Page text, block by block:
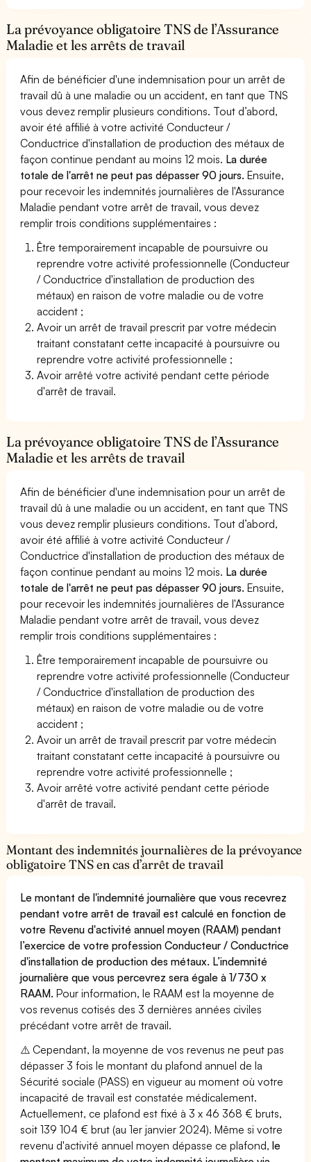
La prévoyance obligatoire TNS de l’Assurance
Maladie et les arrêts de travail
Afin de bénéficier d'une indemnisation pour un arrêt de
travail dû à une maladie ou un accident, en tant que TNS
vous devez remplir plusieurs conditions. Tout d’abord,
avoir été affilié à votre activité Conducteur /
Conductrice d'installation de production des métaux de
façon continue pendant au moins 12 mois. La durée
totale de l'arrêt ne peut pas dépasser 90 jours. Ensuite,
pour recevoir les indemnités journalières de l'Assurance
Maladie pendant votre arrêt de travail, vous devez
remplir trois conditions supplémentaires :
Être temporairement incapable de poursuivre ou
reprendre votre activité professionnelle (Conducteur
/ Conductrice d'installation de production des
métaux) en raison de votre maladie ou de votre
accident ;
Avoir un arrêt de travail prescrit par votre médecin
traitant constatant cette incapacité à poursuivre ou
reprendre votre activité professionnelle ;
Avoir arrêté votre activité pendant cette période
d'arrêt de travail.
La prévoyance obligatoire TNS de l’Assurance
Maladie et les arrêts de travail
Afin de bénéficier d'une indemnisation pour un arrêt de
travail dû à une maladie ou un accident, en tant que TNS
vous devez remplir plusieurs conditions. Tout d’abord,
avoir été affilié à votre activité Conducteur /
Conductrice d'installation de production des métaux de
façon continue pendant au moins 12 mois. La durée
totale de l'arrêt ne peut pas dépasser 90 jours. Ensuite,
pour recevoir les indemnités journalières de l'Assurance
Maladie pendant votre arrêt de travail, vous devez
remplir trois conditions supplémentaires :
Être temporairement incapable de poursuivre ou
reprendre votre activité professionnelle (Conducteur
/ Conductrice d'installation de production des
métaux) en raison de votre maladie ou de votre
accident ;
Avoir un arrêt de travail prescrit par votre médecin
traitant constatant cette incapacité à poursuivre ou
reprendre votre activité professionnelle ;
Avoir arrêté votre activité pendant cette période
d'arrêt de travail.
Montant des indemnités journalières de la prévoyance
obligatoire TNS en cas d’arrêt de travail
Le montant de l'indemnité journalière que vous recevrez
pendant votre arrêt de travail est calculé en fonction de
votre Revenu d'activité annuel moyen (RAAM) pendant
l’exercice de votre profession Conducteur / Conductrice
d'installation de production des métaux. L’indemnité
journalière que vous percevrez sera égale à 1/730 x
RAAM. Pour information, le RAAM est la moyenne de
vos revenus cotisés des 3 dernières années civiles
précédant votre arrêt de travail.
⚠️ Cependant, la moyenne de vos revenus ne peut pas
dépasser 3 fois le montant du plafond annuel de la
Sécurité sociale (PASS) en vigueur au moment où votre
incapacité de travail est constatée médicalement.
Actuellement, ce plafond est fixé à 3 x 46 368 € bruts,
soit 139 104 € brut (au 1er janvier 2024). Même si votre
revenu d'activité annuel moyen dépasse ce plafond,le